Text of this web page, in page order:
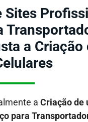
Sites
a Criação
a Criação de
para